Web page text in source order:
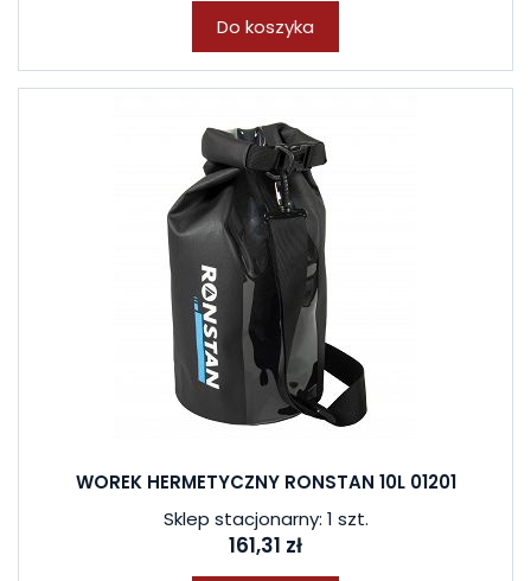
Do koszyka
WOREK HERMETYCZNY RONSTAN 10L 01201
Sklep stacjonarny: 1 szt.
161,31 zł